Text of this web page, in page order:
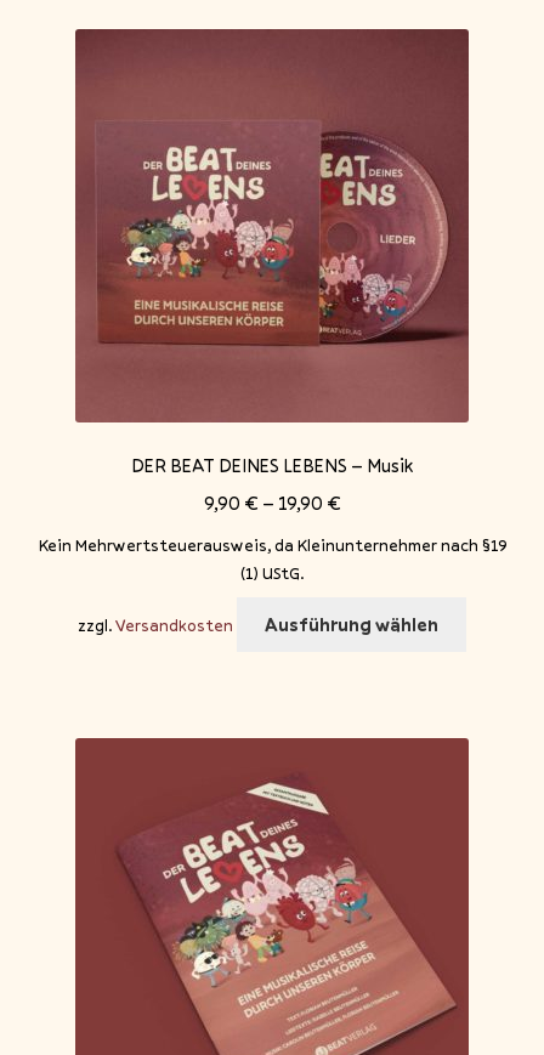
DER BEAT DEINES LEBENS – Musik
9,90 € – 19,90 €
Kein Mehrwertsteuerausweis, da Kleinunternehmer nach §19
(1) UStG.
zzgl.Versandkosten Ausführung wählen